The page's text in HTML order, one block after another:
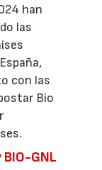
han
las
con las
Bio
GNL